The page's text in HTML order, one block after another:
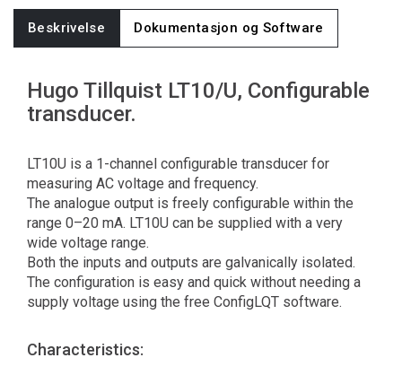
Beskrivelse Dokumentasjon og Software
Hugo Tillquist LT10/U, Configurable
transducer.
LT10U is a 1-channel configurable transducer for
measuring AC voltage and frequency.
The analogue output is freely configurable within the
range 0–20 mA. LT10U can be supplied with a very
wide voltage range.
Both the inputs and outputs are galvanically isolated.
The configuration is easy and quick without needing a
supply voltage using the free ConfigLQT software.
Characteristics: